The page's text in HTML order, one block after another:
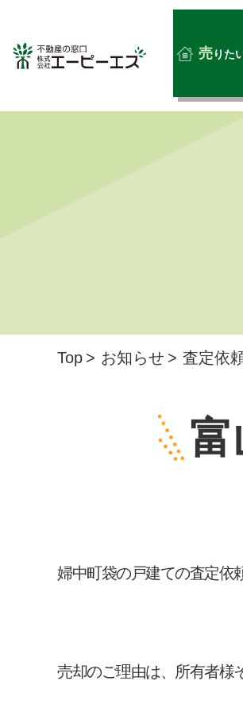
売りた
Top お知らせ 査定依
婦中町袋の戸建ての査定依
売却のご理由は、所有者様